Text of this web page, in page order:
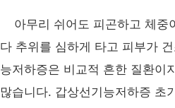
아무리 쉬어도 피곤하고 체중
다 추위를 심하게 타고 피부가
능저하증은 비교적 흔한 질환이
많습니다. 갑상선기능저하증 초